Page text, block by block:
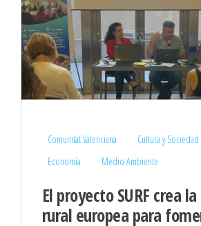
Comunitat Valenciana
Cultura y Sociedad
Economía
Medio Ambiente
El proyecto SURF crea
rural europea para